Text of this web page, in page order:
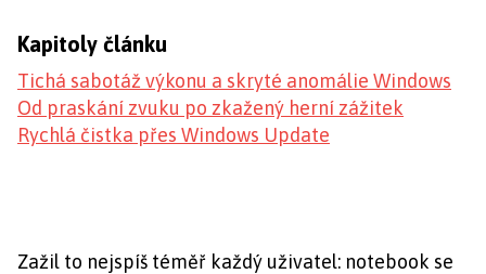
Kapitoly článku
Tichá sabotáž výkonu a skryté anomálie Windows
Od praskání zvuku po zkažený herní zážitek
Rychlá čistka přes Windows Update
Zažil to nejspíš téměř každý uživatel: notebook se